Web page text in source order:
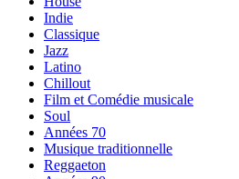
Indie
Classique
Jazz
Latino
Chillout
Film et Comédie musicale
Soul
Années 70
Musique traditionnelle
Reggaeton